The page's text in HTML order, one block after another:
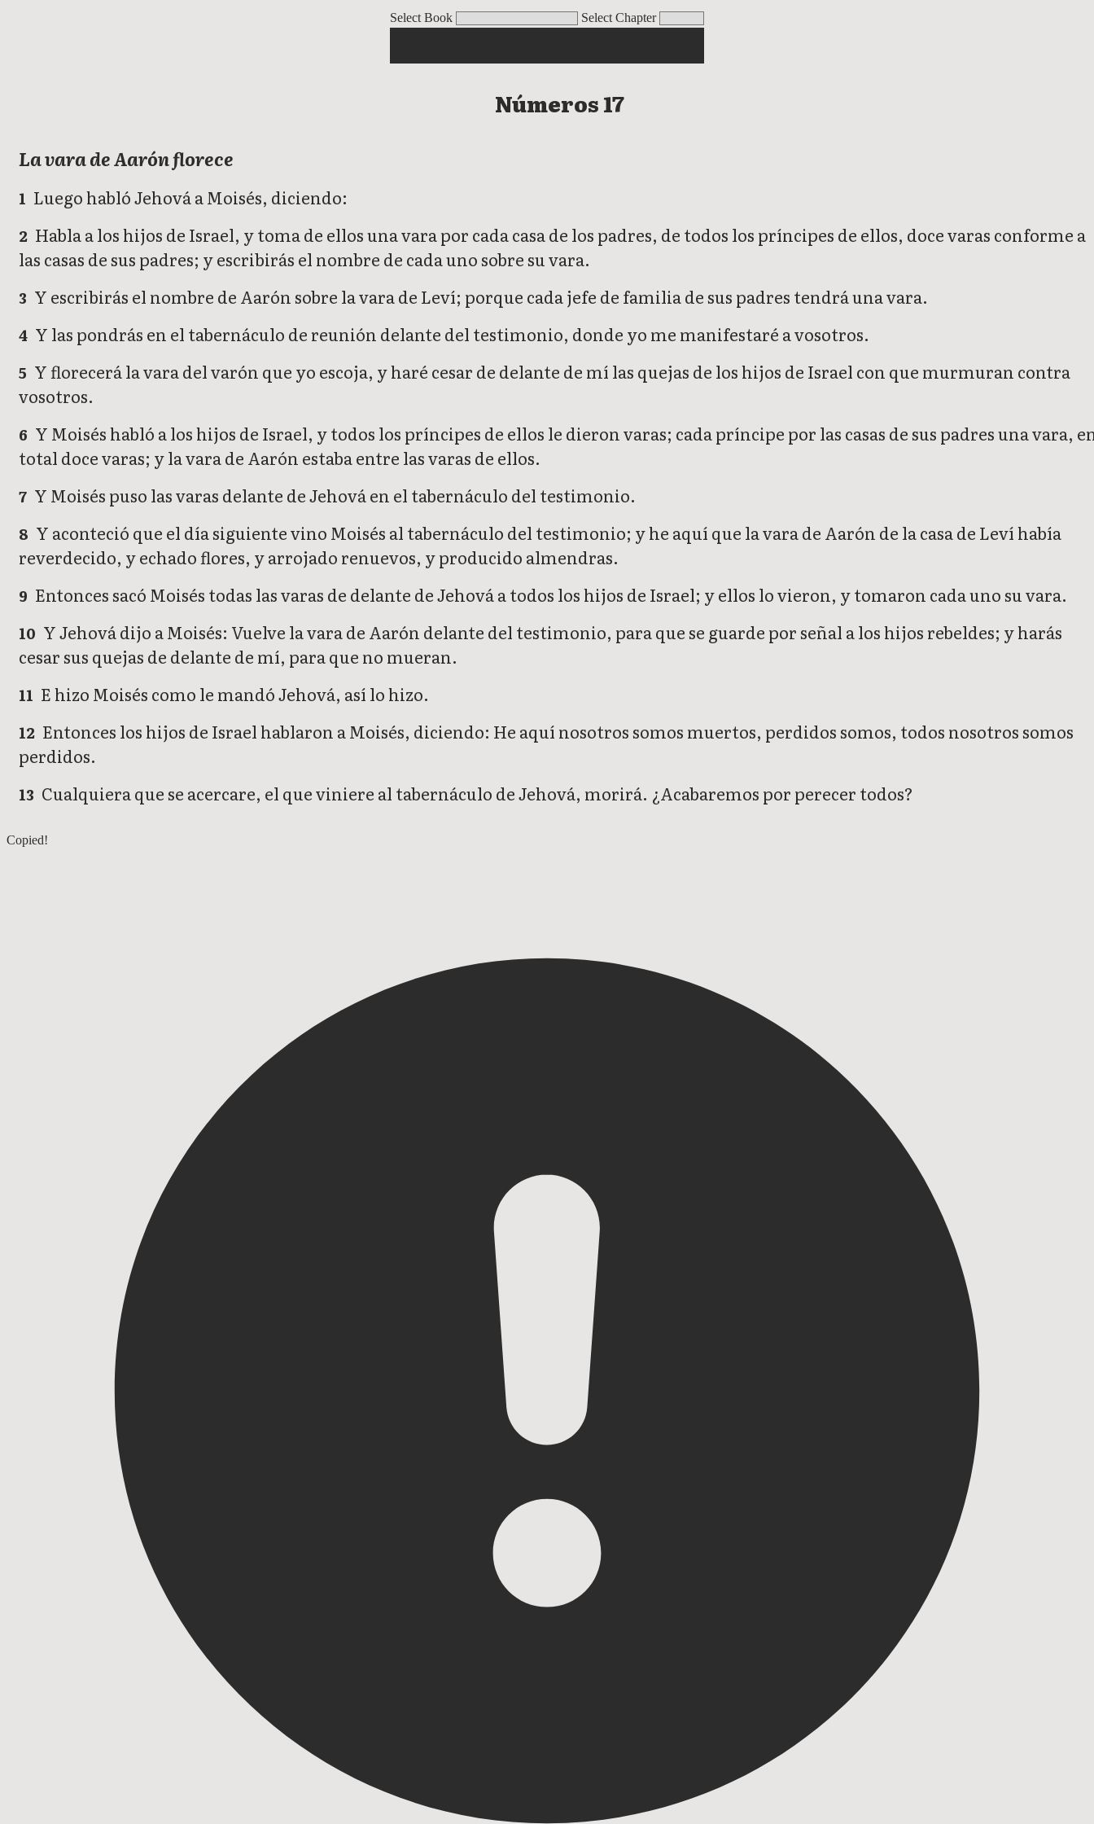
Select Book Select Chapter
Números 17
La vara de Aarón florece
1 Luego habló Jehová a Moisés, diciendo:
2 Habla a los hijos de Israel, y toma de ellos una vara por cada casa de los padres, de todos los príncipes de ellos, doce varas conforme a
las casas de sus padres; y escribirás el nombre de cada uno sobre su vara.
3 Y escribirás el nombre de Aarón sobre la vara de Leví; porque cada jefe de familia de sus padres tendrá una vara.
4 Y las pondrás en el tabernáculo de reunión delante del testimonio, donde yo me manifestaré a vosotros.
5 Y florecerá la vara del varón que yo escoja, y haré cesar de delante de mí las quejas de los hijos de Israel con que murmuran contra
vosotros.
6 Y Moisés habló a los hijos de Israel, y todos los príncipes de ellos le dieron varas; cada príncipe por las casas de sus padres una vara,
total doce varas; y la vara de Aarón estaba entre las varas de ellos.
7 Y Moisés puso las varas delante de Jehová en el tabernáculo del testimonio.
8 Y aconteció que el día siguiente vino Moisés al tabernáculo del testimonio; y he aquí que la vara de Aarón de la casa de Leví había
reverdecido, y echado flores, y arrojado renuevos, y producido almendras.
9 Entonces sacó Moisés todas las varas de delante de Jehová a todos los hijos de Israel; y ellos lo vieron, y tomaron cada uno su vara.
10 Y Jehová dijo a Moisés: Vuelve la vara de Aarón delante del testimonio, para que se guarde por señal a los hijos rebeldes; y harás
cesar sus quejas de delante de mí, para que no mueran.
11 E hizo Moisés como le mandó Jehová, así lo hizo.
12 Entonces los hijos de Israel hablaron a Moisés, diciendo: He aquí nosotros somos muertos, perdidos somos, todos nosotros somos
perdidos.
13 Cualquiera que se acercare, el que viniere al tabernáculo de Jehová, morirá. ¿Acabaremos por perecer todos?
Números 16
Copied!